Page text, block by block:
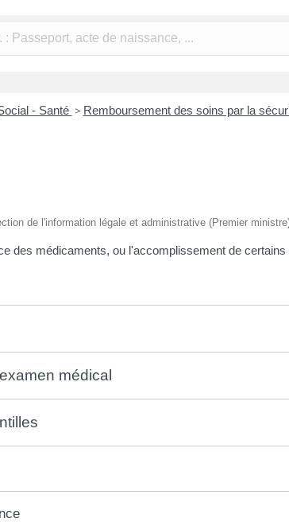
- Santé > Remboursement des soins par la
de l'information légale et administrative (Premier
des médicaments, ou l'accomplissement de
médical